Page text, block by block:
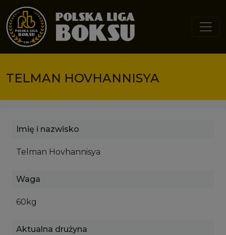
Przejdź do treści
TELMAN HOVHANNISYA
Imię i nazwisko
Telman Hovhannisya
Waga
60kg
Aktualna drużyna